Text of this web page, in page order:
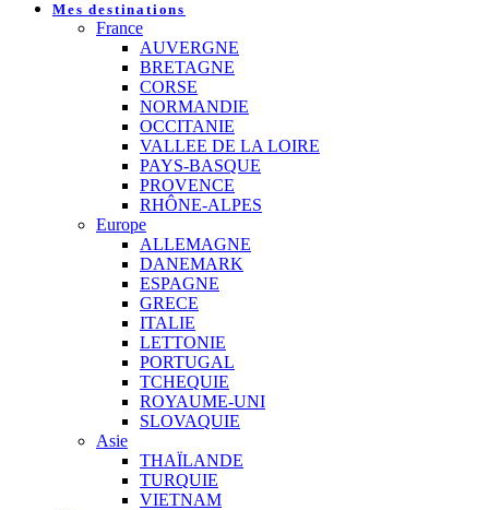
Mes destinations
France
AUVERGNE
BRETAGNE
CORSE
NORMANDIE
OCCITANIE
VALLEE DE LA LOIRE
PAYS-BASQUE
PROVENCE
RHÔNE-ALPES
Europe
ALLEMAGNE
DANEMARK
ESPAGNE
GRECE
ITALIE
LETTONIE
PORTUGAL
TCHEQUIE
ROYAUME-UNI
SLOVAQUIE
Asie
THAÏLANDE
TURQUIE
VIETNAM